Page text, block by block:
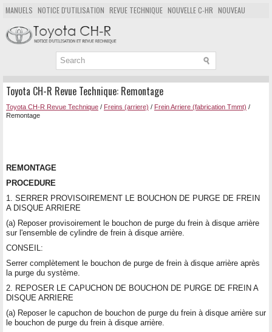
MANUELS NOTICE D'UTILISATION REVUE TECHNIQUE NOUVELLE C-HR NOUVEAU
POPULAIRE
PLAN DU SITE CHERCHER
Toyota CH-R Revue Technique: Remontage
Toyota CH-R Revue Technique / Freins (arriere) / Frein Arriere (fabrication Tmmt) /
Remontage
REMONTAGE
PROCEDURE
1. SERRER PROVISOIREMENT LE BOUCHON DE PURGE DE FREIN
A DISQUE ARRIERE
(a) Reposer provisoirement le bouchon de purge du frein à disque arrière
sur l'ensemble de cylindre de frein à disque arrière.
CONSEIL:
Serrer complètement le bouchon de purge de frein à disque arrière après
la purge du système.
2. REPOSER LE CAPUCHON DE BOUCHON DE PURGE DE FREIN A
DISQUE ARRIERE
(a) Reposer le capuchon de bouchon de purge du frein à disque arrière sur
le bouchon de purge du frein à disque arrière.